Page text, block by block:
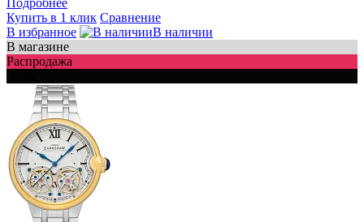
Купить в 1 клик Сравнение
В избранное
В наличии
В магазине
Распродажа